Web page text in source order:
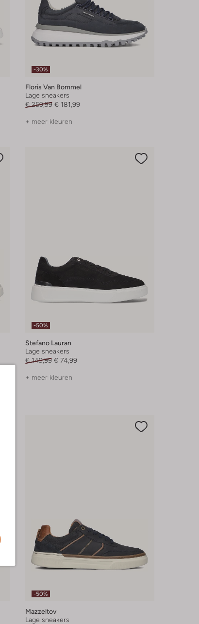
-30%
Floris Van Bommel
Lage sneakers
€ 259,99 € 181,99
+ meer kleuren
-50%
Stefano Lauran
Lage sneakers
€ 149,99 € 74,99
+ meer kleuren
-50%
Mazzeltov
Lage sneakers